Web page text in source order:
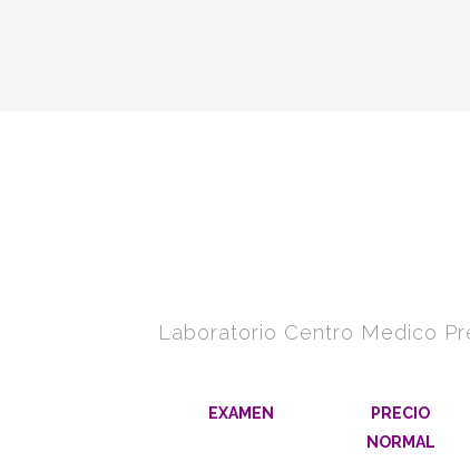
Laboratorio Centro Medico
EXAMEN
PRECIO
NORMAL